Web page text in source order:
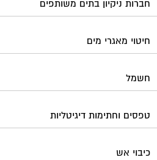
חברות ניקיון בתים משותפים
חיטוי מאגרי מים
חשמל
טפסים וחתימות דיגיטליות
כיבוי אש